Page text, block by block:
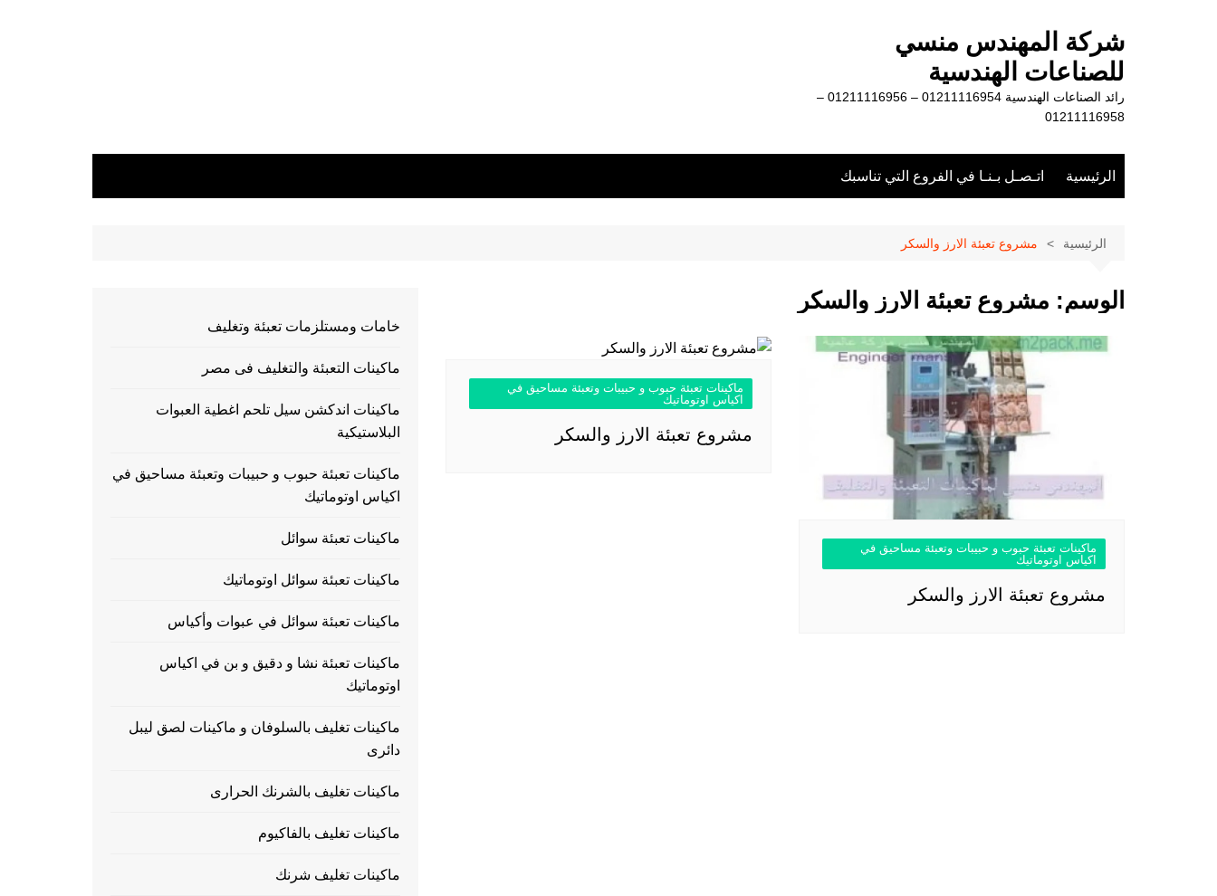
شركة المهندس منسي
للصناعات الهندسية
رائد الصناعات الهندسية 01211116954 – 01211116956 –
01211116958
الرئيسية اتـصـل بـنـا في الفروع التي تناسبك
الرئيسية مشروع تعبئة الارز والسكر
الوسم: مشروع تعبئة الارز والسكر
ماكينات تعبئة حبوب و حبيبات وتعبئة مساحيق في
اكياس اوتوماتيك
مشروع تعبئة الارز والسكر
ماكينات تعبئة حبوب و حبيبات وتعبئة مساحيق في
اكياس اوتوماتيك
مشروع تعبئة الارز والسكر
خامات ومستلزمات تعبئة وتغليف
ماكينات التعبئة والتغليف فى مصر
ماكينات اندكشن سيل تلحم اغطية العبوات
البلاستيكية
ماكينات تعبئة حبوب و حبيبات وتعبئة مساحيق في
اكياس اوتوماتيك
ماكينات تعبئة سوائل
ماكينات تعبئة سوائل اوتوماتيك
ماكينات تعبئة سوائل في عبوات وأكياس
ماكينات تعبئة نشا و دقيق و بن في اكياس
اوتوماتيك
ماكينات تغليف بالسلوفان و ماكينات لصق ليبل
دائرى
ماكينات تغليف بالشرنك الحرارى
ماكينات تغليف بالفاكيوم
ماكينات تغليف شرنك